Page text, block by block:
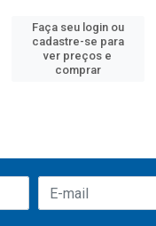
Faça seu login ou
cadastre-se para
ver preços e
comprar